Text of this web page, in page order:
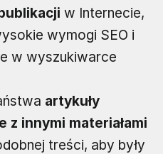
w Internecie,
wymogi SEO i
w wyszukiwarce
artykuły
z innymi materiałami
treści, aby były